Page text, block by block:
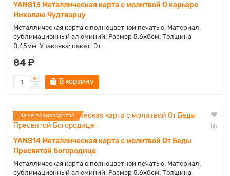
YAN813 Металлическая карта с молитвой О карьере
Николаю Чудтворцу
Металлическая карта с полноцветной печатью. Материал:
сублимационный алюминий. Размер 5,6х8см. Толщина
0,45мм. Упаковка: пакет. Эт..
84 ₽
В корзину
Наше производство
YAN814 Металлическая карта с молитвой От Беды
Пресвятой Богородице
Металлическая карта с полноцветной печатью. Материал:
сублимационный алюминий. Размер 5,6х8см. Толщина